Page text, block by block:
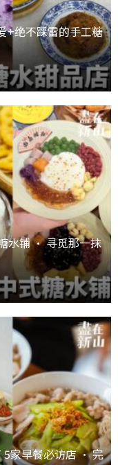
+绝不踩雷的手工糖
水铺 · 寻觅那一抹
5家早餐必访店 · 完